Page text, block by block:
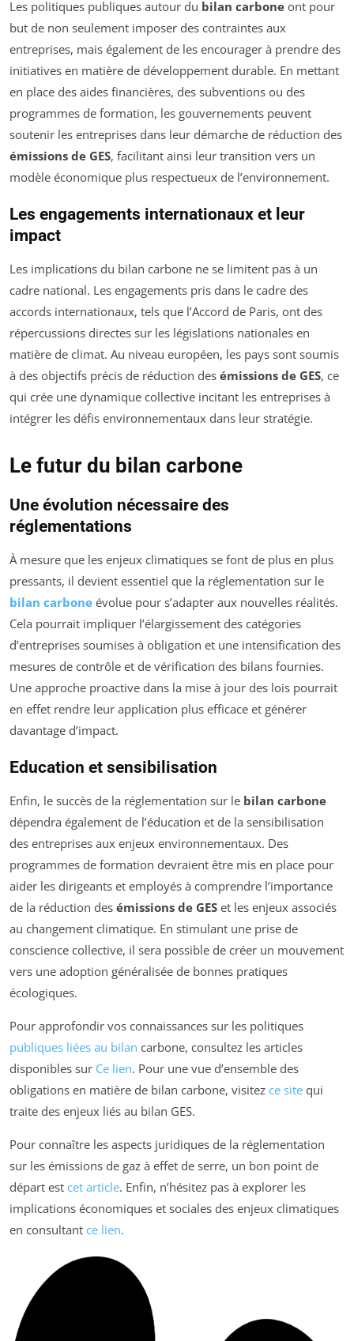
Les politiques publiques autour du bilan carbone ont pour
but de non seulement imposer des contraintes aux
entreprises, mais également de les encourager à prendre des
initiatives en matière de développement durable. En mettant
en place des aides financières, des subventions ou des
programmes de formation, les gouvernements peuvent
soutenir les entreprises dans leur démarche de réduction des
émissions de GES, facilitant ainsi leur transition vers un
modèle économique plus respectueux de l’environnement.
Les engagements internationaux et leur
impact
Les implications du bilan carbone ne se limitent pas à un
cadre national. Les engagements pris dans le cadre des
accords internationaux, tels que l’Accord de Paris, ont des
répercussions directes sur les législations nationales en
matière de climat. Au niveau européen, les pays sont soumis
à des objectifs précis de réduction des émissions de GES, ce
qui crée une dynamique collective incitant les entreprises à
intégrer les défis environnementaux dans leur stratégie.
Le futur du bilan carbone
Une évolution nécessaire des
réglementations
À mesure que les enjeux climatiques se font de plus en plus
pressants, il devient essentiel que la réglementation sur le
bilan carbone évolue pour s’adapter aux nouvelles réalités.
Cela pourrait impliquer l’élargissement des catégories
d’entreprises soumises à obligation et une intensification des
mesures de contrôle et de vérification des bilans fournies.
Une approche proactive dans la mise à jour des lois pourrait
en effet rendre leur application plus efficace et générer
davantage d’impact.
Education et sensibilisation
Enfin, le succès de la réglementation sur le bilan carbone
dépendra également de l’éducation et de la sensibilisation
des entreprises aux enjeux environnementaux. Des
programmes de formation devraient être mis en place pour
aider les dirigeants et employés à comprendre l’importance
de la réduction des émissions de GES et les enjeux associés
au changement climatique. En stimulant une prise de
conscience collective, il sera possible de créer un mouvement
vers une adoption généralisée de bonnes pratiques
écologiques.
Pour approfondir vos connaissances sur les politiques
publiques liées au bilan carbone, consultez les articles
disponibles sur Ce lien. Pour une vue d’ensemble des
obligations en matière de bilan carbone, visitez ce site qui
traite des enjeux liés au bilan GES.
Pour connaître les aspects juridiques de la réglementation
sur les émissions de gaz à effet de serre, un bon point de
départ est cet article. Enfin, n’hésitez pas à explorer les
implications économiques et sociales des enjeux climatiques
en consultant ce lien.